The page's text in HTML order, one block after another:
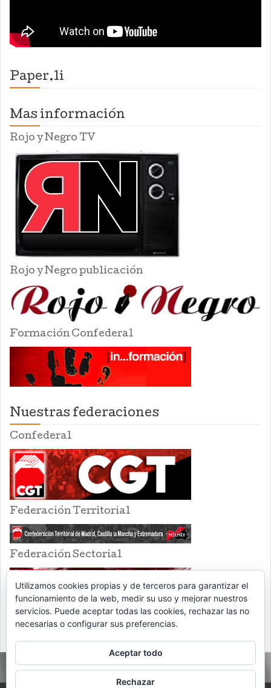
Paper.li
Mas información
Rojo y Negro TV
Rojo y Negro publicación
Formación Confederal
Nuestras federaciones
Confederal
Federación Territorial
Federación Sectorial
Utilizamos cookies propias y de terceros para garantizar el
funcionamiento de la web, medir su uso y mejorar nuestros
servicios. Puede aceptar todas las cookies, rechazar las no
necesarias o configurar sus preferencias.
Aceptar todo
Rechazar